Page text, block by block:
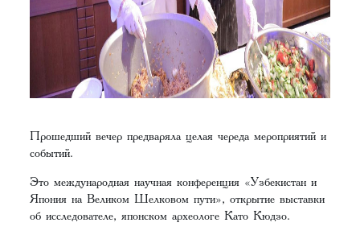
Прошедший вечер предваряла целая череда мероприятий и
событий.
Это международная научная конференция «Узбекистан и
Япония на Великом Шелковом пути», открытие выставки
об исследователе, японском археологе Като Кюдзо.